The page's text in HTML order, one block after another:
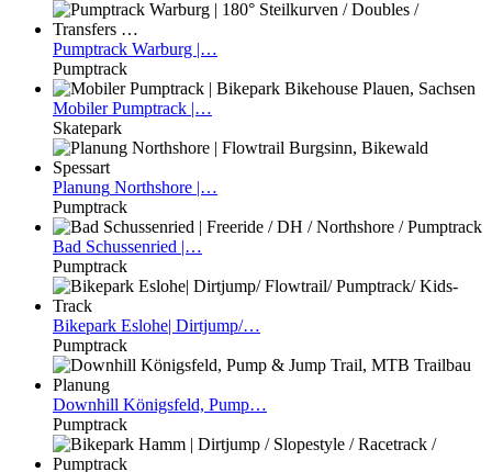
Pumptrack Warburg |…
Pumptrack
MobilerPumptrack |…
Skatepark
Planung Northshore |…
Pumptrack
Bad Schussenried |…
Pumptrack
Bikepark Eslohe| Dirtjump/…
Pumptrack
Downhill Königsfeld, Pump…
Pumptrack